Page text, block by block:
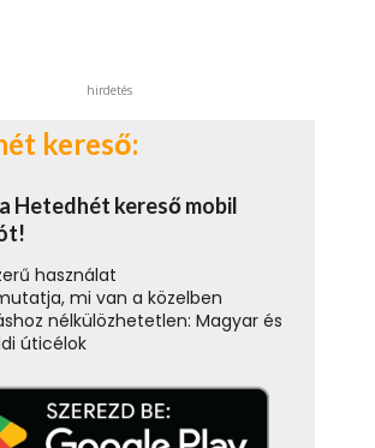
hirdetés
kereső:
Hetedhét kereső mobil
használat
mi van a közelben
nélkülözhetetlen: Magyar és
úticélok